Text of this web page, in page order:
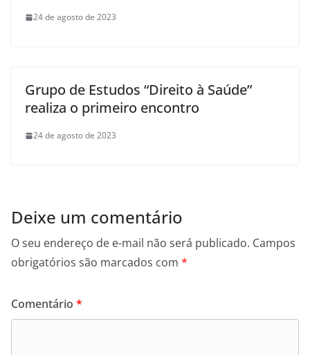
24 de agosto de 2023
Grupo de Estudos “Direito à Saúde”
realiza o primeiro encontro
24 de agosto de 2023
Deixe um comentário
O seu endereço de e-mail não será publicado. Campos
obrigatórios são marcados com *
Comentário *